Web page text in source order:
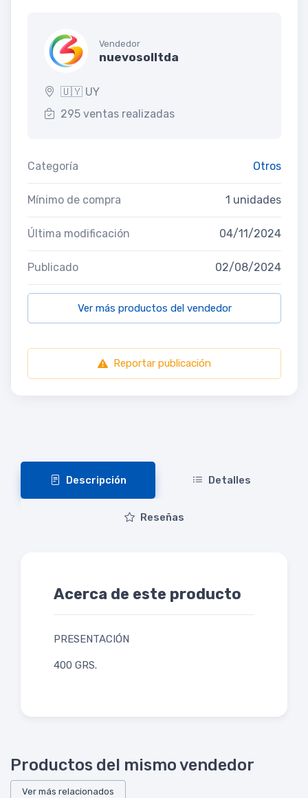
Vendedor
nuevosolltda
🇺🇾 UY
295 ventas realizadas
Categoría Otros
Mínimo de compra 1 unidades
Última modificación 04/11/2024
Publicado 02/08/2024
Ver más productos del vendedor
Reportar publicación
Descripción Detalles
Reseñas
Acerca de este producto
PRESENTACIÓN
400 GRS.
Productos del mismo vendedor
Ver más relacionados